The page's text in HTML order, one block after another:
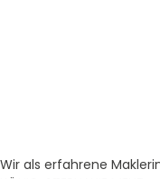
Wir als erfahrene